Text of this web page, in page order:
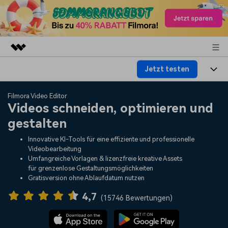
Dienstprogramme
Business
Überblick
Lösungen
Über uns
Presseraum
Support
Jetzt testen
Produkte
Plattformen
Funktionen
Assets
KI
Video/Foto
Audio
Lösungen
Soziale Medien
Marketing & Business
Lifestyle & Spaß
Ressourcen
Video-Prompts
Über 100 heiße Video-
Meisterkurs
Beherrschen Sie
Hilfe-Center
Filmora Video Editor
Videos schneiden, optimieren und
gestalten
Innovative KI-Tools für eine effiziente und professionelle
Videobearbeitung
Umfangreiche Vorlagen & lizenzfreie kreative Assets
für grenzenlose Gestaltungsmöglichkeiten
Gratisversion ohne Ablaufdatum nutzen
4,7 (15746 Bewertungen)